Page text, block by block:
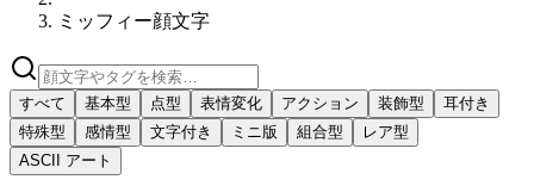
ミッフィー顔文字
すべて 基本型 点型 表情変化 アクション 装飾型
耳付き
特殊型
感情型 文字付き ミニ版 組合型
レア型
ASCII アート